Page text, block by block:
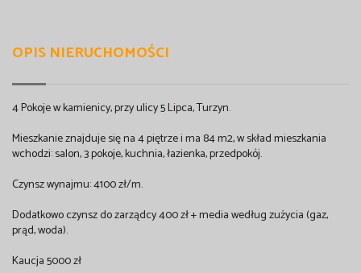
OPIS NIERUCHOMOŚCI
4 Pokoje w kamienicy, przy ulicy 5 Lipca, Turzyn.
Mieszkanie znajduje się na 4 piętrze i ma 84 m2, w skład mieszkania
wchodzi: salon, 3 pokoje, kuchnia, łazienka, przedpokój.
Czynsz wynajmu: 4100 zł/m.
Dodatkowo czynsz do zarządcy 400 zł + media według zużycia (gaz,
prąd, woda).
Kaucja 5000 zł